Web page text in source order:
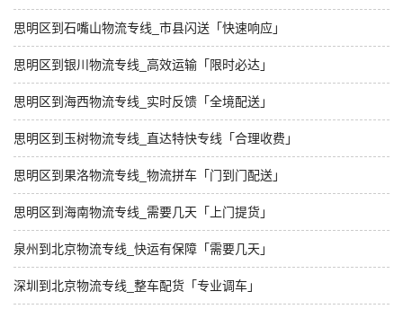
思明区到石嘴山物流专线_市县闪送「快速响应」
思明区到银川物流专线_高效运输「限时必达」
思明区到海西物流专线_实时反馈「全境配送」
思明区到玉树物流专线_直达特快专线「合理收费」
思明区到果洛物流专线_物流拼车「门到门配送」
思明区到海南物流专线_需要几天「上门提货」
泉州到北京物流专线_快运有保障「需要几天」
深圳到北京物流专线_整车配货「专业调车」